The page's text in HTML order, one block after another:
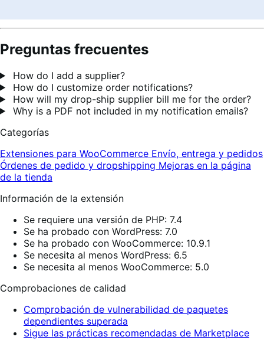
Preguntas frecuentes
How do I add a supplier?
How do I customize order notifications?
How will my drop-ship supplier bill me for the order?
Why is a PDF not included in my notification emails?
Categorías
Extensiones para WooCommerce Envío, entrega y pedidos
Órdenes de pedido y dropshipping Mejoras en la página
de la tienda
Información de la extensión
Se requiere una versión de PHP: 7.4
Se ha probado con WordPress: 7.0
Se ha probado con WooCommerce: 10.9.1
Se necesita al menos WordPress: 6.5
Se necesita al menos WooCommerce: 5.0
Comprobaciones de calidad
Comprobación de vulnerabilidad de paquetes
dependientes superada
Sigue las prácticas recomendadas de Marketplace